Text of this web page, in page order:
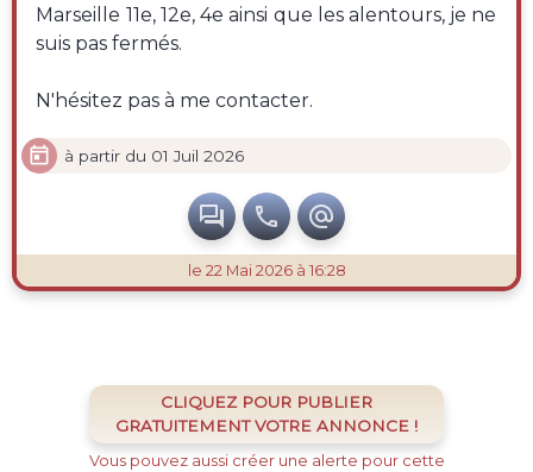
Marseille 11e, 12e, 4e ainsi que les alentours, je ne
suis pas fermés.
N'hésitez pas à me contacter.
 à partir du 01 Juil 2026
  
le 22 Mai 2026 à 16:28
CLIQUEZ POUR PUBLIER
GRATUITEMENT VOTRE ANNONCE !
Vous pouvez aussi créer une alerte pour cette